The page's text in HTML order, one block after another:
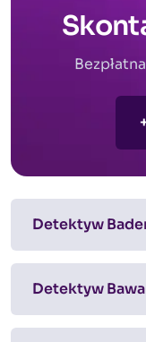
Detektyw
Detektyw